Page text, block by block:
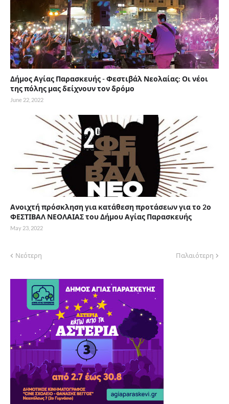
Δήμος Αγίας Παρασκευής - Φεστιβάλ Νεολαίας: Οι νέοι
της πόλης μας δείχνουν τον δρόμο
June 22, 2022
Ανοιχτή πρόσκληση για κατάθεση προτάσεων για το 2ο
ΦΕΣΤΙΒΑΛ ΝΕΟΛΑΙΑΣ του Δήμου Αγίας Παρασκευής
May 23, 2022
Νεότερη Παλαιότερη